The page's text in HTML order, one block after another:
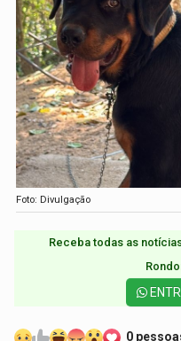
Foto: Divulgação
Receba todas as
0